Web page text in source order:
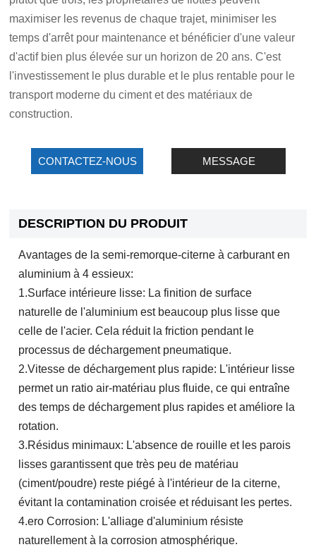
maximiser les revenus de chaque trajet, minimiser les
temps d'arrêt pour maintenance et bénéficier d'une valeur
d'actif bien plus élevée sur un horizon de 20 ans. C'est
l'investissement le plus durable et le plus rentable pour le
transport moderne du ciment et des matériaux de
construction.
CONTACTEZ-NOUS MESSAGE
DESCRIPTION DU PRODUIT
Avantages de la semi-remorque-citerne à carburant en
aluminium à 4 essieux:
1.Surface intérieure lisse: La finition de surface
naturelle de l'aluminium est beaucoup plus lisse que
celle de l'acier. Cela réduit la friction pendant le
processus de déchargement pneumatique.
2.Vitesse de déchargement plus rapide: L'intérieur lisse
permet un ratio air-matériau plus fluide, ce qui entraîne
des temps de déchargement plus rapides et améliore la
rotation.
3.Résidus minimaux: L'absence de rouille et les parois
lisses garantissent que très peu de matériau
(ciment/poudre) reste piégé à l'intérieur de la citerne,
évitant la contamination croisée et réduisant les pertes.
4.ero Corrosion: L'alliage d'aluminium résiste
naturellement à la corrosion atmosphérique.